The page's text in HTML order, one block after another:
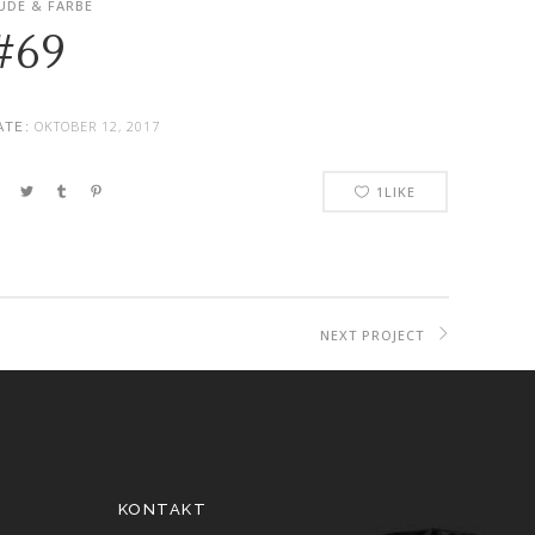
& FARBE
OKTOBER 12, 2017
1 LIKE
NEXT PROJECT
KONTAKT